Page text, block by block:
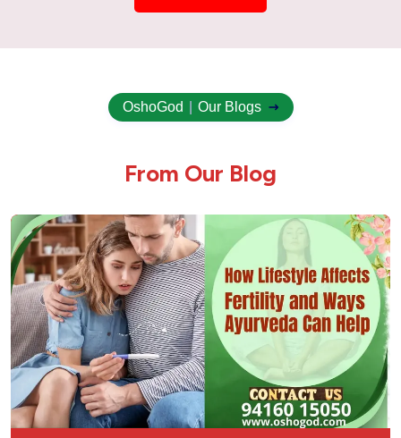
Cholesterol Ayurvedic Treatment | American
Hair Fall & How Ayurveda Can Help
Urinary Tract Infection (UTI) Ayurvedic
Treatment
Ulcer Ayurvedic Treatment: Natural Healing
for Gastric & Peptic Ulcers
Sinusitis Ayurvedic Treatment – Natural &
Permanent Relief
OshoGod Our Blogs
From Our Blog